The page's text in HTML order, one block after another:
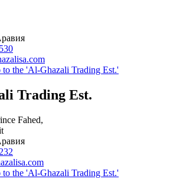
to the 'Al-Ghazali Trading Est.'
Trading Est.
Fahed,
to the 'Al-Ghazali Trading Est.'